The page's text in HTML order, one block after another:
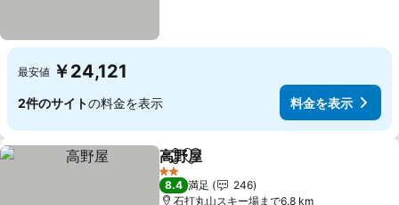
最安値 ￥24,121
2件のサイトの料金を表示 料金を表示
シェアお気に入りに追加
高野屋
2 ホテルのランク
8.4 満足
246
石打丸山スキー場まで6.8 km